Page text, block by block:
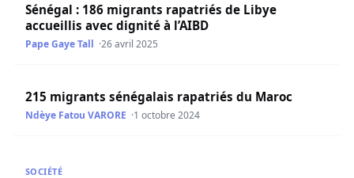
Sénégal : 186 migrants rapatriés de Libye
accueillis avec dignité à l’AIBD
Pape Gaye Tall 26 avril 2025
215 migrants sénégalais rapatriés du Maroc
215 migrants sénégalais rapatriés du Maroc
Ndèye Fatou VARORE 1 octobre 2024
SOCIÉTÉ